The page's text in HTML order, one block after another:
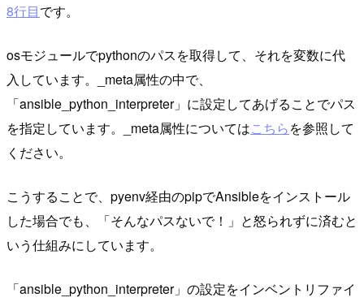
8行目です。
osモジュールでpythonのパスを取得して、それを変数に代
入しています。_meta属性の中で、
「ansible_python_interpreter」に設定してあげることでパス
を指定しています。_meta属性についてはこちらを参照して
ください。
こうすることで、pyenv経由のpipでAnsibleをインストール
した場合でも、「そんなパスないで！」と怒られずに済むと
いう仕組みにしています。
「ansible_python_interpreter」の設定をインベントリファイ